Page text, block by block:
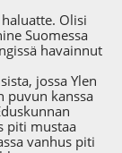
Olisi
Suomessa
havainnut
jossa Ylen
puvun kanssa
piti mustaa
vanhus piti